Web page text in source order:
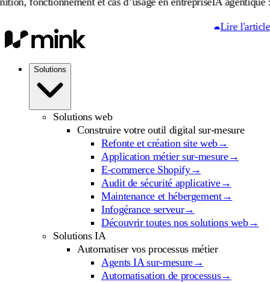
Lire l'article
Solutions
Solutions web
Construire votre outil digital sur-mesure
Refonte et création site web→
Application métier sur-mesure→
E-commerce Shopify→
Audit de sécurité applicative→
Maintenance et hébergement→
Infogérance serveur→
Découvrir toutes nos solutions web→
Solutions IA
Automatiser vos processus métier
Agents IA sur-mesure→
Automatisation de processus→